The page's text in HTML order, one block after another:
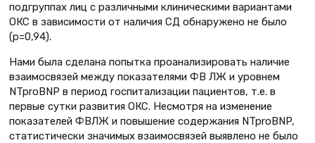
подгруппах лиц с различными клиническими вариантами
ОКС в зависимости от наличия СД обнаружено не было
(p=0,94).
Нами была сделана попытка проанализировать наличие
взаимосвязей между показателями ФВ ЛЖ и уровнем
NTproBNP в период госпитализации пациентов, т.е. в
первые сутки развития ОКС. Несмотря на изменение
показателей ФВЛЖ и повышение содержания NTproBNP,
статистически значимых взаимосвязей выявлено не было